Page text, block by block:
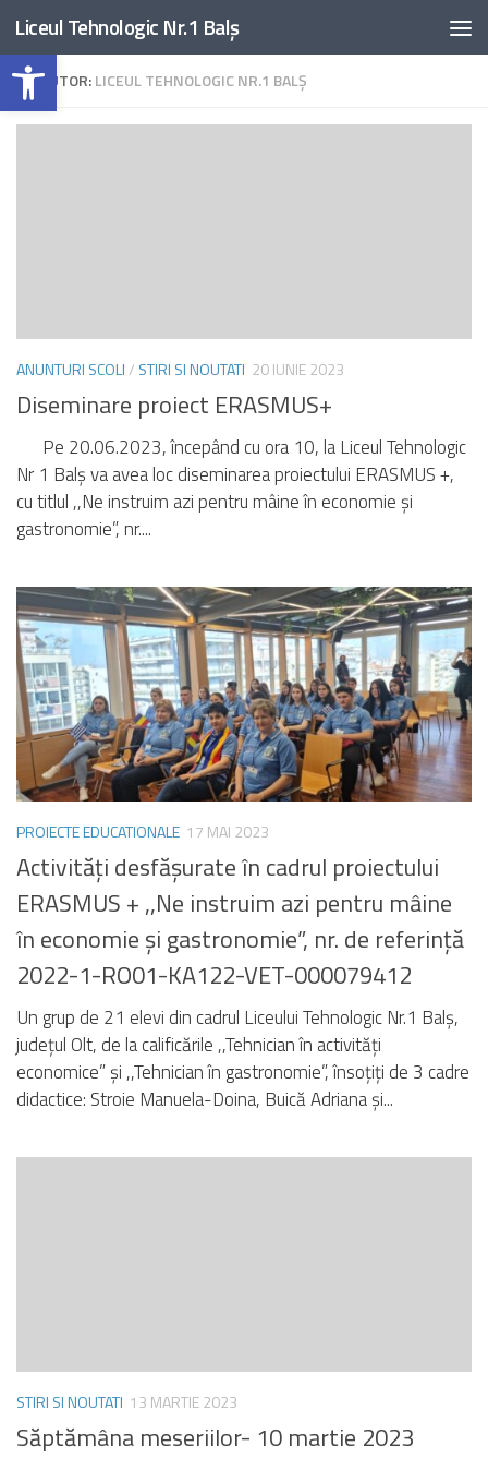
Deschide bara de unelte
Skip to content
Liceul Tehnologic Nr.1 Balș
AUTOR:LICEUL TEHNOLOGIC NR.1 BALȘ
ANUNTURI SCOLI/ STIRI SI NOUTATI 20 IUNIE 2023
Diseminare proiect ERASMUS+
Pe 20.06.2023, începând cu ora 10, la Liceul Tehnologic
Nr 1 Balș va avea loc diseminarea proiectului ERASMUS +,
cu titlul ,,Ne instruim azi pentru mâine în economie și
gastronomie”, nr....
PROIECTE EDUCATIONALE 17 MAI 2023
Activități desfășurate în cadrul proiectului
ERASMUS + ,,Ne instruim azi pentru mâine
în economie și gastronomie”, nr. de referință
2022-1-RO01-KA122-VET-000079412
Un grup de 21 elevi din cadrul Liceului Tehnologic Nr.1 Balș,
județul Olt, de la calificările ,,Tehnician în activități
economice” și ,,Tehnician în gastronomie”, însoțiți de 3 cadre
didactice: Stroie Manuela-Doina, Buică Adriana și...
STIRI SI NOUTATI 13 MARTIE 2023
Săptămâna meseriilor- 10 martie 2023